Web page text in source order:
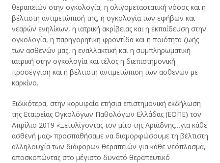
θεραπειών στην ογκολογία, η ολιγομεταστατική νόσος και η
βέλτιστη αντιμετώπισή της, η ογκολογία των εφήβων και
νεαρών ενηλίκων, η ιατρική ακρίβειας και η εκπαίδευση στην
ογκολογία, η παρηγορητική φροντίδα και η ποιότητα ζωής
των ασθενών μας, η εναλλακτική και η συμπληρωματική
ιατρική στην ογκολογία και τέλος η διεπιστημονική
προσέγγιση και η βέλτιστη αντιμετώπιση των ασθενών με
καρκίνο.
Ειδικότερα, στην κορυφαία ετήσια επιστημονική εκδήλωση
της Εταιρείας Ογκολόγων Παθολόγων Ελλάδας (ΕΟΠΕ) τον
Απρίλιο 2019 «Ξετυλίγοντας τον μίτο της Αριάδνης…για κάθε
ασθενή μας» προσπαθήσαμε να διαμορφώσουμε τη βέλτιστη
αλληλουχία των διάφορων θεραπειών για κάθε νεόπλασμα,
αποσκοπώντας στο μέγιστο δυνατό θεραπευτικό